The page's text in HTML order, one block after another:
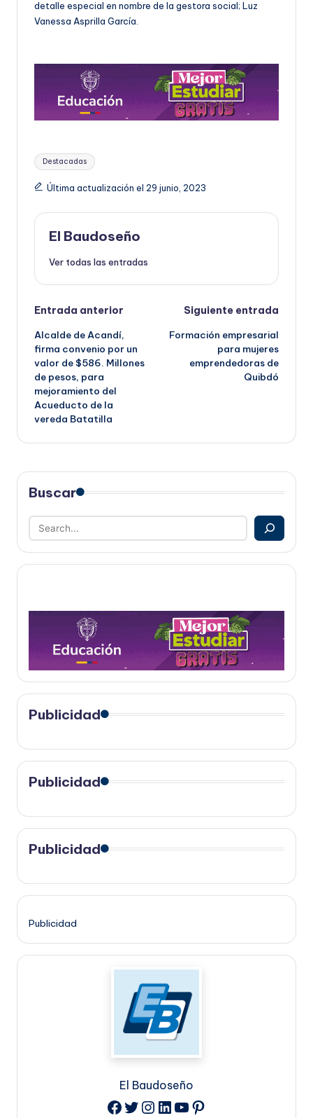
detalle especial en nombre de la gestora social; Luz
Vanessa Asprilla García.
Etiquetas:
Destacadas
Última actualización el 29 junio, 2023
El Baudoseño
Ver todas las entradas
Navegación
de
entradas
Entrada anterior
Alcalde de Acandí,
firma convenio por un
valor de $586. Millones
de pesos, para
mejoramiento del
Acueducto de la
vereda Batatilla
Siguiente entrada
Formación empresarial
para mujeres
emprendedoras de
Quibdó
Buscar
Publicidad
Publicidad
Publicidad
Publicidad
El Baudoseño
Facebook
Twitter
Instagram
LinkedIn
YouTube
Pinterest